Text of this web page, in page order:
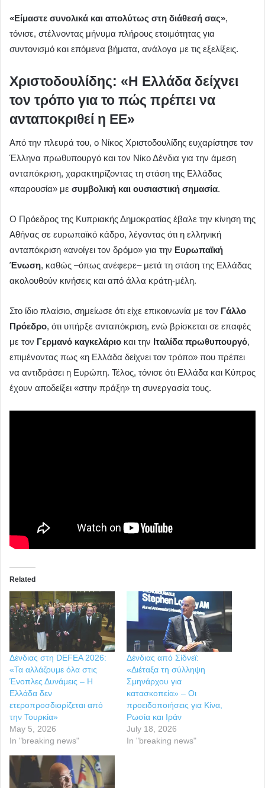
«Είμαστε συνολικά και απολύτως στη διάθεσή σας»,
τόνισε, στέλνοντας μήνυμα πλήρους ετοιμότητας για
συντονισμό και επόμενα βήματα, ανάλογα με τις εξελίξεις.
Χριστοδουλίδης: «Η Ελλάδα δείχνει
τον τρόπο για το πώς πρέπει να
ανταποκριθεί η ΕΕ»
Από την πλευρά του, ο Νίκος Χριστοδουλίδης ευχαρίστησε τον
Έλληνα πρωθυπουργό και τον Νίκο Δένδια για την άμεση
ανταπόκριση, χαρακτηρίζοντας τη στάση της Ελλάδας
«παρουσία» με συμβολική και ουσιαστική σημασία.
Ο Πρόεδρος της Κυπριακής Δημοκρατίας έβαλε την κίνηση της
Αθήνας σε ευρωπαϊκό κάδρο, λέγοντας ότι η ελληνική
ανταπόκριση «ανοίγει τον δρόμο» για την Ευρωπαϊκή
Ένωση, καθώς –όπως ανέφερε– μετά τη στάση της Ελλάδας
ακολουθούν κινήσεις και από άλλα κράτη-μέλη.
Στο ίδιο πλαίσιο, σημείωσε ότι είχε επικοινωνία με τον Γάλλο
Πρόεδρο, ότι υπήρξε ανταπόκριση, ενώ βρίσκεται σε επαφές
με τον Γερμανό καγκελάριο και την Ιταλίδα πρωθυπουργό,
επιμένοντας πως «η Ελλάδα δείχνει τον τρόπο» που πρέπει
να αντιδράσει η Ευρώπη. Τέλος, τόνισε ότι Ελλάδα και Κύπρος
έχουν αποδείξει «στην πράξη» τη συνεργασία τους.
Related
Δένδιας στη DEFEA 2026:
«Τα αλλάζουμε όλα στις
Ένοπλες Δυνάμεις – Η
Ελλάδα δεν
ετεροπροσδιορίζεται από
την Τουρκία»
May 5, 2026
In "breaking news"
Δένδιας από Σίδνεϊ:
«Διέταξα τη σύλληψη
Σμηνάρχου για
κατασκοπεία» – Οι
προειδοποιήσεις για Κίνα,
Ρωσία και Ιράν
July 18, 2026
In "breaking news"